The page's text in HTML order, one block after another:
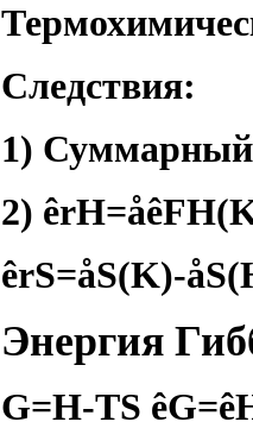
Следствия:
1) Суммарный
2) êrH=åêF
êrS=åS(K)-å
Энергия
G=H-TS êG=ê